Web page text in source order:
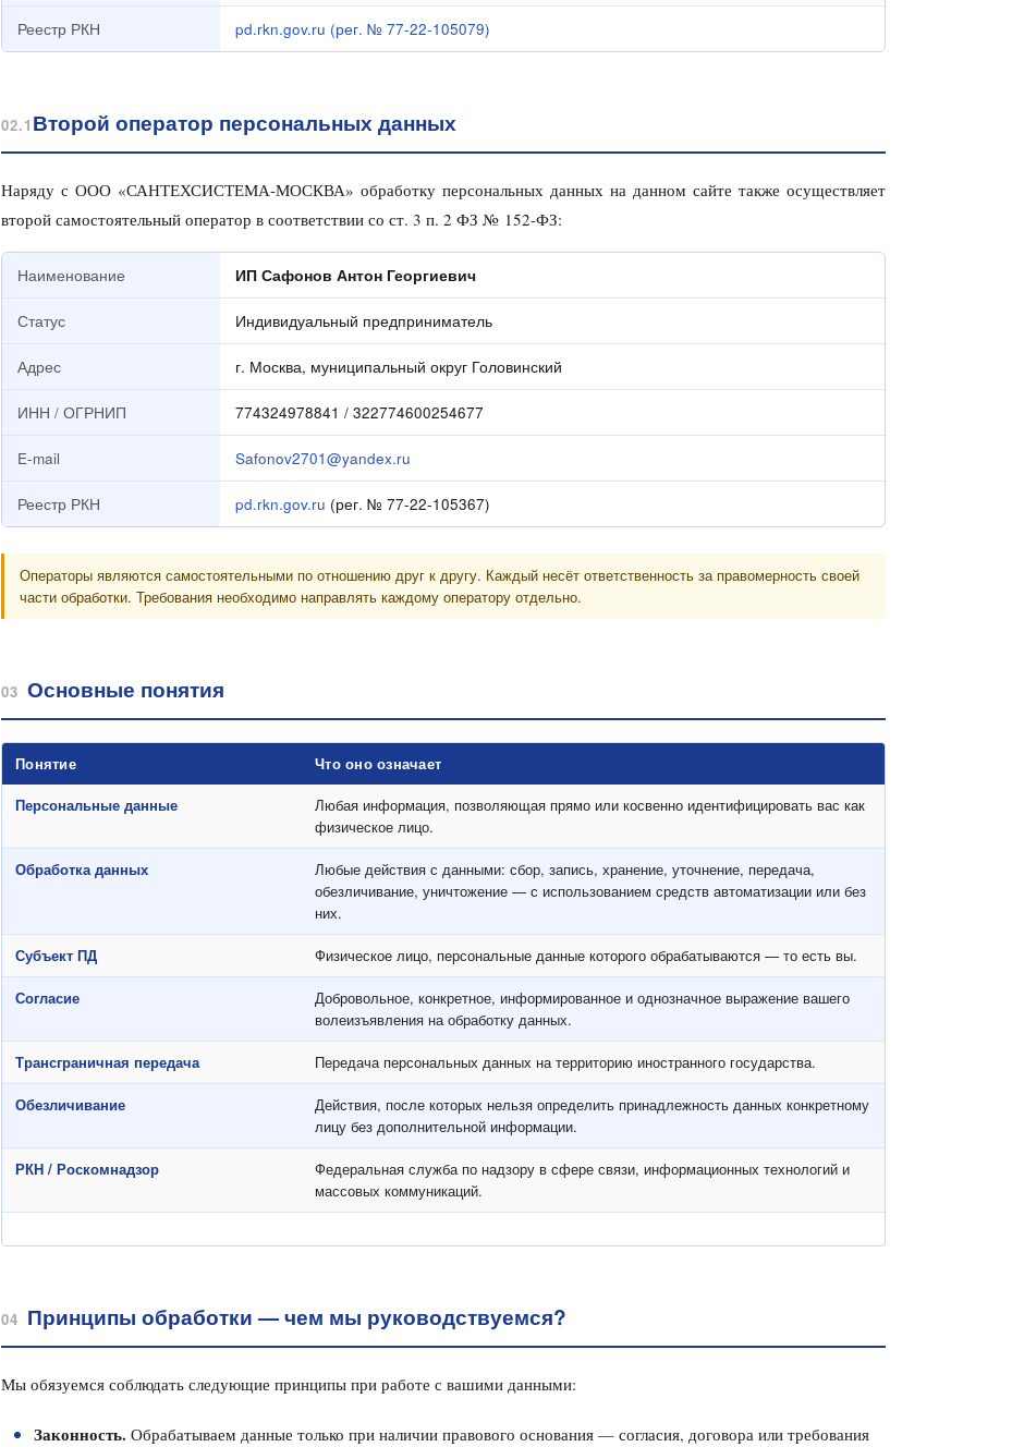
Реестр РКН pd.rkn.gov.ru (рег. № 77-22-105079)
02.1 Второй оператор персональных данных
Наряду с ООО «САНТЕХСИСТЕМА-МОСКВА» обработку персональных данных на данном сайте также осуществляет
второй самостоятельный оператор в соответствии со ст. 3 п. 2 ФЗ № 152-ФЗ:
Наименование ИП Сафонов Антон Георгиевич
Статус Индивидуальный предприниматель
Адрес г. Москва, муниципальный округ Головинский
ИНН / ОГРНИП 774324978841 / 322774600254677
E-mail Safonov2701@yandex.ru
Реестр РКН pd.rkn.gov.ru (рег. № 77-22-105367)
Операторы являются самостоятельными по отношению друг к другу. Каждый несёт ответственность за правомерность своей
части обработки. Требования необходимо направлять каждому оператору отдельно.
03 Основные понятия
Понятие
Что оно означает
Персональные данные
Любая информация, позволяющая прямо или косвенно идентифицировать вас как
физическое лицо.
Обработка данных
Любые действия с данными: сбор, запись, хранение, уточнение, передача,
обезличивание, уничтожение — с использованием средств автоматизации или без
них.
Субъект ПД Физическое лицо, персональные данные которого обрабатываются — то есть вы.
Согласие
Добровольное, конкретное, информированное и однозначное выражение вашего
волеизъявления на обработку данных.
Трансграничная передача Передача персональных данных на территорию иностранного государства.
Обезличивание
Действия, после которых нельзя определить принадлежность данных конкретному
лицу без дополнительной информации.
РКН / Роскомнадзор
Федеральная служба по надзору в сфере связи, информационных технологий и
массовых коммуникаций.
04 Принципы обработки — чем мы руководствуемся?
Мы обязуемся соблюдать следующие принципы при работе с вашими данными:
Законность. Обрабатываем данные только при наличии правового основания — согласия, договора или требования